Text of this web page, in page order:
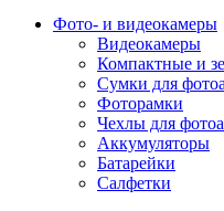
Фото- и видеокамеры
Видеокамеры
Компактные и
Сумки для
Фоторамки
Чехлы для
Аккумуляторы
Батарейки
Салфетки